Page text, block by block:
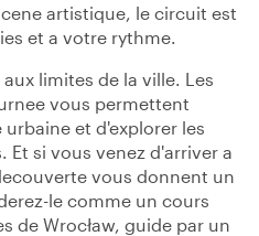
artistique, le circuit est
et a votre rythme.
limites de la ville. Les
vous permettent
et d'explorer les
Et si vous venez d'arriver a
vous donnent un
le comme un cours
de Wrocław, guide par un